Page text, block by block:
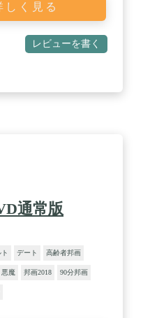
しく見る
レビューを書く
通常版
デート 高齢者邦画
悪魔 邦画2018 90分邦画